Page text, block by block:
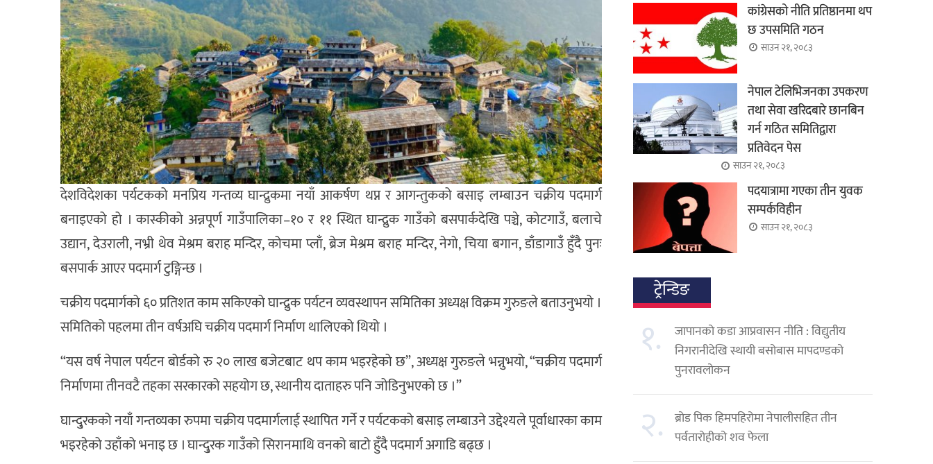
देशविदेशका पर्यटकको मनप्रिय गन्तव्य घान्द्रुकमा नयाँ आकर्षण थप्न र आगन्तुकको बसाइ लम्बाउन चक्रीय पदमार्ग
बनाइएको हो । कास्कीको अन्नपूर्ण गाउँपालिका–१० र ११ स्थित घान्द्रुक गाउँको बसपार्कदेखि पञ्चे, कोटगाउँ, बलाचे
उद्यान, देउराली, नभ्री थेव मेश्रम बराह मन्दिर, कोचमा प्लाँ, ब्रेज मेश्रम बराह मन्दिर, नेगो, चिया बगान, डाँडागाउँ हुँदै पुनः
बसपार्क आएर पदमार्ग टुङ्गिन्छ ।
चक्रीय पदमार्गको ६० प्रतिशत काम सकिएको घान्द्रुक पर्यटन व्यवस्थापन समितिका अध्यक्ष विक्रम गुरुङले बताउनुभयो ।
समितिको पहलमा तीन वर्षअघि चक्रीय पदमार्ग निर्माण थालिएको थियो ।
“यस वर्ष नेपाल पर्यटन बोर्डको रु २० लाख बजेटबाट थप काम भइरहेको छ”, अध्यक्ष गुरुङले भन्नुभयो, “चक्रीय पदमार्ग
निर्माणमा तीनवटै तहका सरकारको सहयोग छ, स्थानीय दाताहरु पनि जोडिनुभएको छ ।”
घान्दु्रकको नयाँ गन्तव्यका रुपमा चक्रीय पदमार्गलाई स्थापित गर्ने र पर्यटकको बसाइ लम्बाउने उद्देश्यले पूर्वाधारका काम
भइरहेको उहाँको भनाइ छ । घान्दु्रक गाउँको सिरानमाथि वनको बाटो हुँदै पदमार्ग अगाडि बढ्छ ।
कांग्रेसको नीति प्रतिष्ठानमा थप
छ उपसमिति गठन
साउन २१, २०८३
नेपाल टेलिभिजनका उपकरण
तथा सेवा खरिदबारे छानबिन
गर्न गठित समितिद्वारा
प्रतिवेदन पेस
साउन २१, २०८३
पदयात्रामा गएका तीन युवक
सम्पर्कविहीन
साउन २१, २०८३
ट्रेन्डिङ
१.
जापानको कडा आप्रवासन नीति : विद्युतीय
निगरानीदेखि स्थायी बसोबास मापदण्डको
पुनरावलोकन
२.
ब्रोड पिक हिमपहिरोमा नेपालीसहित तीन
पर्वतारोहीको शव फेला